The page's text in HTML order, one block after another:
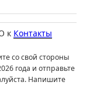
к Контакты
со свой стороны
года и отправьте
Напишите